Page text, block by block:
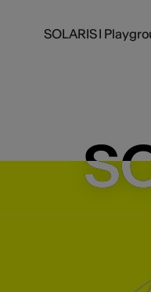
SOLARIS I